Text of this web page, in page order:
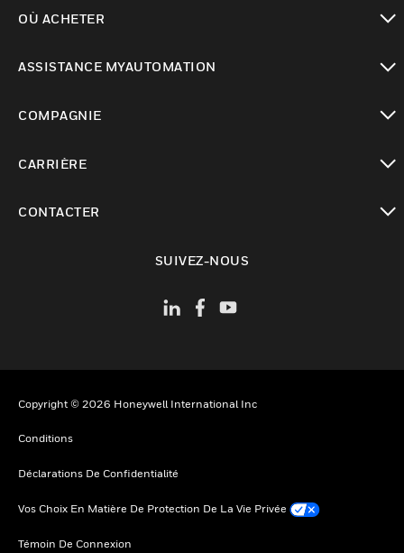
OÙ ACHETER
ASSISTANCE MYAUTOMATION
COMPAGNIE
CARRIÈRE
CONTACTER
SUIVEZ-NOUS
Copyright © 2026 Honeywell International Inc
Conditions
Déclarations De Confidentialité
Vos Choix En Matière De Protection De La Vie Privée
Témoin De Connexion